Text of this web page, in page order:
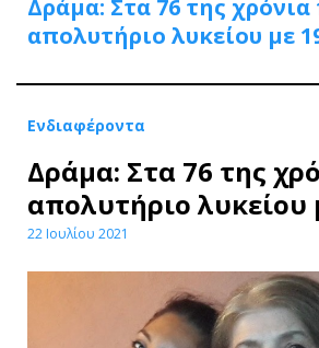
Δράμα: Στα 76 της
απολυτήριο λυκείου με
Ενδιαφέροντα
Δράμα: Στα 76 της
απολυτήριο λυκείου
22 Ιουλίου 2021